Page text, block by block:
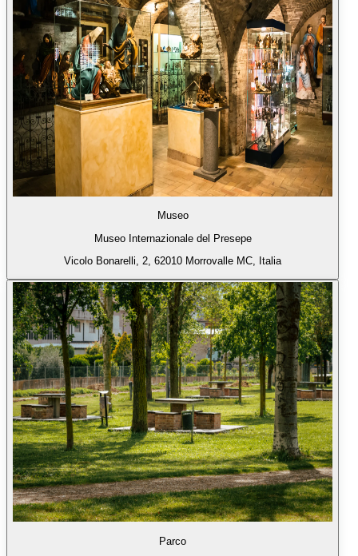
Museo
Museo Internazionale del Presepe
Vicolo Bonarelli, 2, 62010 Morrovalle MC, Italia
Parco